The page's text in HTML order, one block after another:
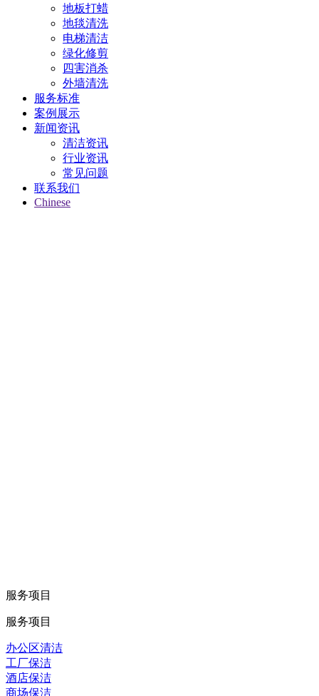
地板打蜡
地毯清洗
电梯清洁
绿化修剪
四害消杀
外墙清洗
服务标准
案例展示
新闻资讯
清洁资讯
行业资讯
常见问题
联系我们
Chinese
服务项目
服务项目
办公区清洁
工厂保洁
酒店保洁
商场保洁